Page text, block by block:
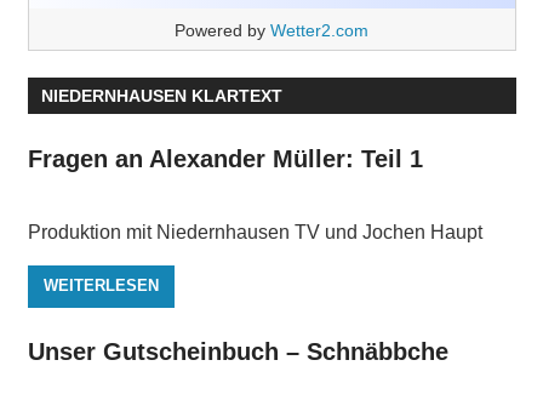
Powered by Wetter2.com
NIEDERNHAUSEN KLARTEXT
Fragen an Alexander Müller: Teil 1
Produktion mit Niedernhausen TV und Jochen Haupt
WEITERLESEN
Unser Gutscheinbuch – Schnäbbche